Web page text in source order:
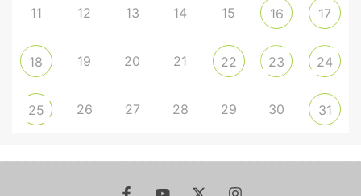
11 12 13 14 15 16 17
18 19 20 21 22 23 24
25 26 27 28 29 30 31